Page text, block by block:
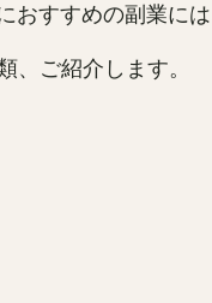
おすすめの副業に
、ご紹介します。